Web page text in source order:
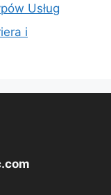
Usług
i